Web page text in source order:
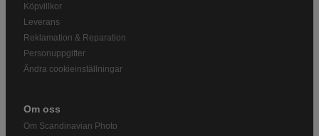
Köpvillkor
Leverans
Reklamation & Reparation
Personuppgifter
Ändra cookieinställningar
Om oss
Om Scandinavian Photo